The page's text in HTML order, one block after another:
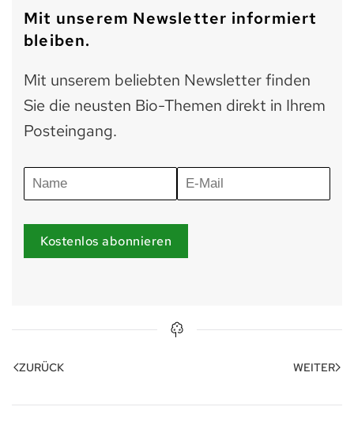
Mit unserem Newsletter informiert
bleiben.
Mit unserem beliebten Newsletter finden
Sie die neusten Bio-Themen direkt in Ihrem
Posteingang.
Kostenlos abonnieren
ZURÜCK WEITER